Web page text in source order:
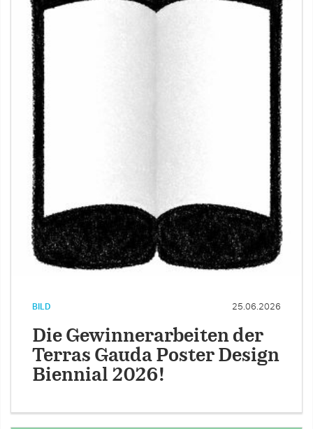
BILD 25.06.2026
Die Gewinnerarbeiten der
Terras Gauda Poster Design
Biennial 2026!